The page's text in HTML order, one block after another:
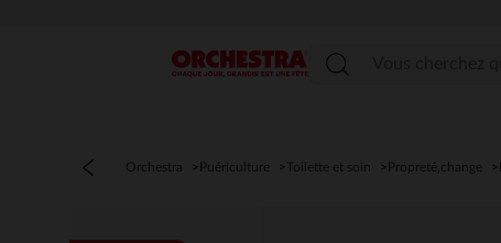
Menu
Orchestra Puériculture Toilette et soin Propreté,change